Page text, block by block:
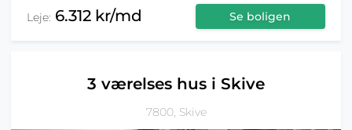
Leje: 6.312 kr/md Se boligen
3 værelses hus i Skive
7800, Skive